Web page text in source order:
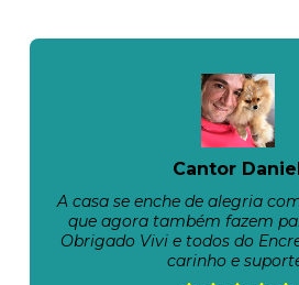
Cantor
A casa se enche de alegria
que agora também fazem
Obrigado Vivi e todos do
carinho e